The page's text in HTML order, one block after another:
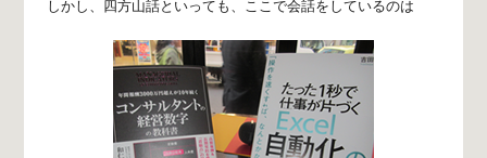
しかし、四方山話といっても、 ここで会話をしているのは